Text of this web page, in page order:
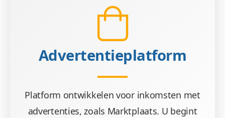
Advertentieplatform
Platform ontwikkelen voor inkomsten met
advertenties, zoals Marktplaats. U begint